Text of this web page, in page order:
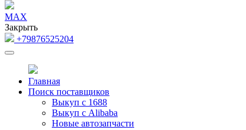
MAX
Закрыть
+79876525204
Главная
Поиск поставщиков
Выкуп с 1688
Выкуп с Alibaba
Новые автозапчасти